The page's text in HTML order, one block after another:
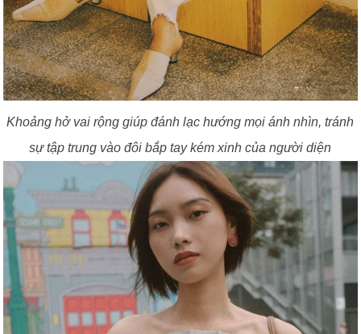
Khoảng hở vai rộng giúp đánh lạc hướng mọi ánh nhìn, tránh
sự tập trung vào đôi bắp tay kém xinh của người diện